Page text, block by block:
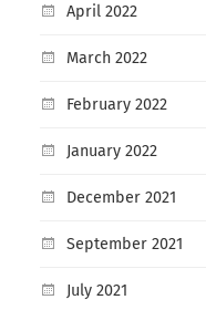
April 2022
March 2022
February 2022
January 2022
December 2021
September 2021
July 2021